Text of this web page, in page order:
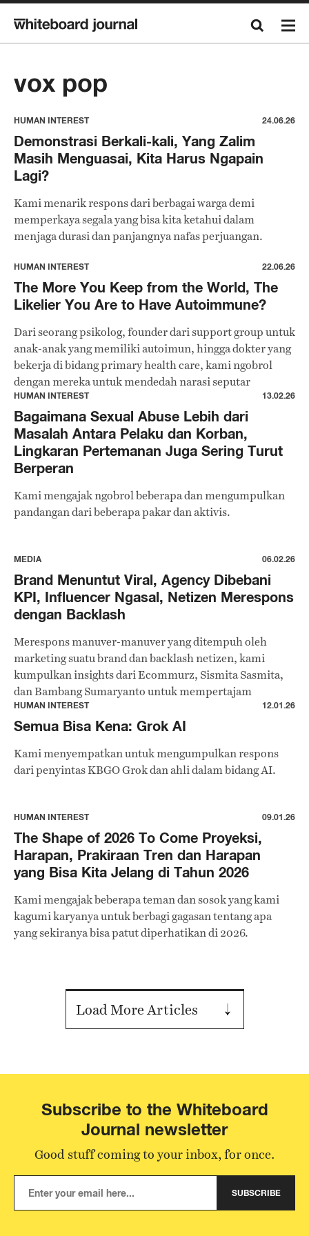
vox pop
HUMAN INTEREST 24.06.26
Demonstrasi Berkali-kali, Yang Zalim
Masih Menguasai, Kita Harus Ngapain
Lagi?
Kami menarik respons dari berbagai warga demi
memperkaya segala yang bisa kita ketahui dalam
menjaga durasi dan panjangnya nafas perjuangan.
HUMAN INTEREST 22.06.26
The More You Keep from the World, The
Likelier You Are to Have Autoimmune?
Dari seorang psikolog, founder dari support group untuk
anak-anak yang memiliki autoimun, hingga dokter yang
bekerja di bidang primary health care, kami ngobrol
dengan mereka untuk mendedah narasi seputar
autoimun.
HUMAN INTEREST 13.02.26
Bagaimana Sexual Abuse Lebih dari
Masalah Antara Pelaku dan Korban,
Lingkaran Pertemanan Juga Sering Turut
Berperan
Kami mengajak ngobrol beberapa dan mengumpulkan
pandangan dari beberapa pakar dan aktivis.
MEDIA 06.02.26
Brand Menuntut Viral, Agency Dibebani
KPI, Influencer Ngasal, Netizen Merespons
dengan Backlash
Merespons manuver-manuver yang ditempuh oleh
marketing suatu brand dan backlash netizen, kami
kumpulkan insights dari Ecommurz, Sismita Sasmita,
dan Bambang Sumaryanto untuk mempertajam
awareness terhadap bentuk-bentuk marketing
campaign.
HUMAN INTEREST 12.01.26
Semua Bisa Kena: Grok AI
Kami menyempatkan untuk mengumpulkan respons
dari penyintas KBGO Grok dan ahli dalam bidang AI.
HUMAN INTEREST 09.01.26
The Shape of 2026 To Come Proyeksi,
Harapan, Prakiraan Tren dan Harapan
yang Bisa Kita Jelang di Tahun 2026
Kami mengajak beberapa teman dan sosok yang kami
kagumi karyanya untuk berbagi gagasan tentang apa
yang sekiranya bisa patut diperhatikan di 2026.
Load More Articles
Subscribe to the Whiteboard
Journal newsletter
Good stuff coming to your inbox, for once.
SUBSCRIBE